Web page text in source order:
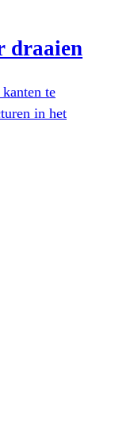
draaien
te
in het